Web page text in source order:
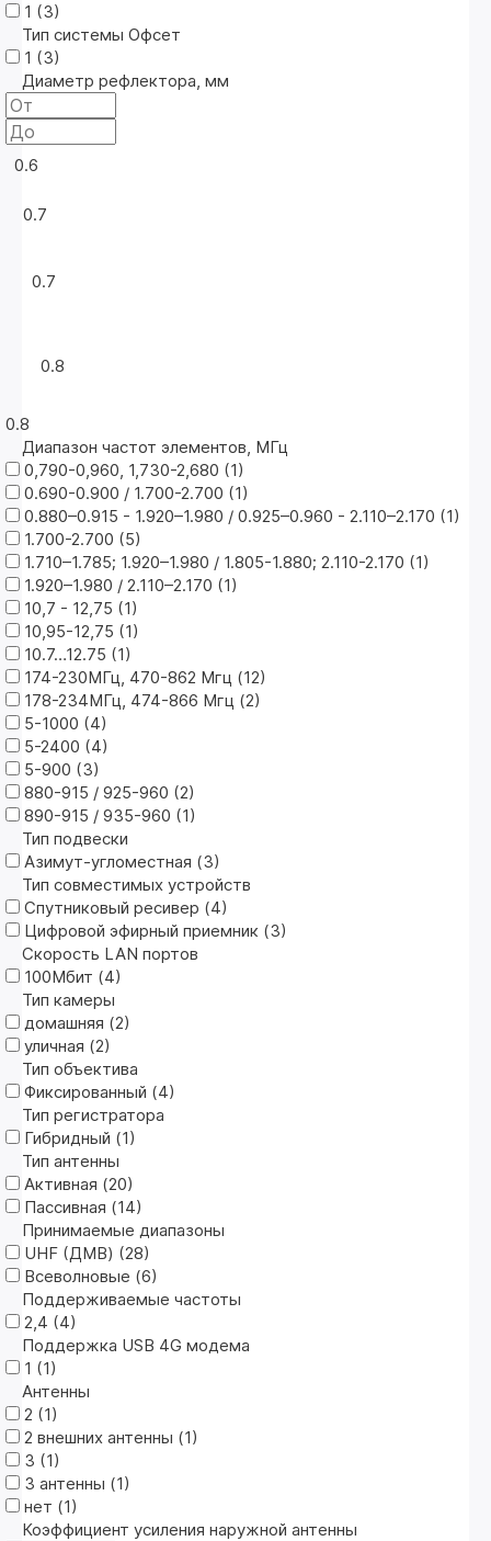
1 (3)
Тип системы Офсет
1 (3)
Диаметр рефлектора, мм
0.6
0.7
0.7
0.8
0.8
Диапазон частот элементов, МГц
0,790-0,960, 1,730-2,680 (1)
0.690-0.900 / 1.700-2.700 (1)
0.880–0.915 - 1.920–1.980 / 0.925–0.960 - 2.110–2.170 (1)
1.700-2.700 (5)
1.710–1.785; 1.920–1.980 / 1.805-1.880; 2.110-2.170 (1)
1.920–1.980 / 2.110–2.170 (1)
10,7 - 12,75 (1)
10,95-12,75 (1)
10.7…12.75 (1)
174-230МГц, 470-862 Mгц (12)
178-234МГц, 474-866 Mгц (2)
5-1000 (4)
5-2400 (4)
5-900 (3)
880-915 / 925-960 (2)
890-915 / 935-960 (1)
Тип подвески
Азимут-угломестная (3)
Тип совместимых устройств
Спутниковый ресивер (4)
Цифровой эфирный приемник (3)
Скорость LAN портов
100Мбит (4)
Тип камеры
домашняя (2)
уличная (2)
Тип объектива
Фиксированный (4)
Тип регистратора
Гибридный (1)
Тип антенны
Активная (20)
Пассивная (14)
Принимаемые диапазоны
UHF (ДМВ) (28)
Всеволновые (6)
Поддерживаемые частоты
2,4 (4)
Поддержка USB 4G модема
1 (1)
Антенны
2 (1)
2 внешних антенны (1)
3 (1)
3 антенны (1)
нет (1)
Коэффициент усиления наружной антенны